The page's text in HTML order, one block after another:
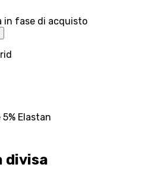
in fase di acquisto
Elastan
divisa